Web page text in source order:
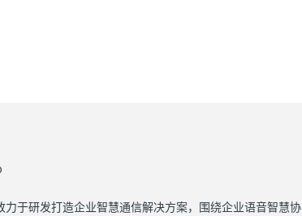
力于研发打造企业智慧通信解决方案，围绕企业语音智慧协